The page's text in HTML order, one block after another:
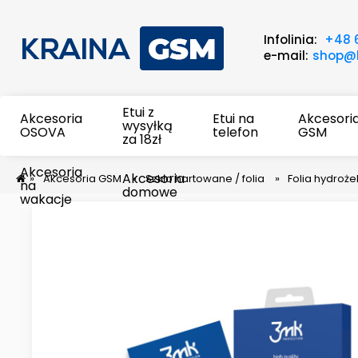
Infolinia: +48
e-mail:
Akcesoria
OSOVA
Etui z
wysyłką
za 18zł
Etui na
telefon GSM
Akcesoria
na
wakacje
Akcesoria
domowe
» Akcesoria GSM » Szkło hartowane / folia » Folia